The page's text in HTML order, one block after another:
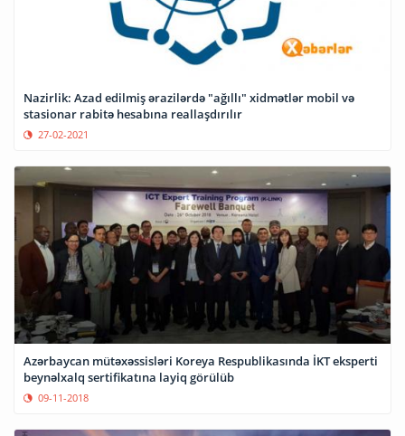
Nazirlik: Azad edilmiş ərazilərdə "ağıllı" xidmətlər mobil və
stasionar rabitə hesabına reallaşdırılır
27-02-2021
Azərbaycan mütəxəssisləri Koreya Respublikasında İKT eksperti
beynəlxalq sertifikatına layiq görülüb
09-11-2018